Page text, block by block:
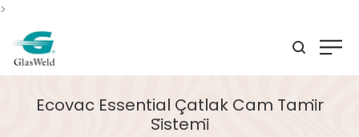
>
Ecovac Essential Çatlak Cam Tami̇r
Si̇stemi̇